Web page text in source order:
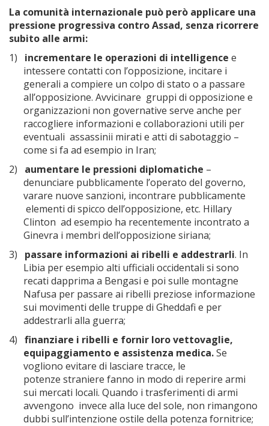
La comunità internazionale può però applicare una
pressione progressiva contro Assad, senza ricorrere
subito alle armi:
1)
incrementare le operazioni di intelligence e
intessere contatti con l’opposizione, incitare i
generali a compiere un colpo di stato o a passare
all’opposizione. Avvicinare gruppi di opposizione e
organizzazioni non governative serve anche per
raccogliere informazioni e collaborazioni utili per
eventuali assassinii mirati e atti di sabotaggio –
come si fa ad esempio in Iran;
2)
aumentare le pressioni diplomatiche –
denunciare pubblicamente l’operato del governo,
varare nuove sanzioni, incontrare pubblicamente
elementi di spicco dell’opposizione, etc. Hillary
Clinton ad esempio ha recentemente incontrato a
Ginevra i membri dell’opposizione siriana;
3)
passare informazioni ai ribelli e addestrarli. In
Libia per esempio alti ufficiali occidentali si sono
recati dapprima a Bengasi e poi sulle montagne
Nafusa per passare ai ribelli preziose informazione
sui movimenti delle truppe di Gheddafi e per
addestrarli alla guerra;
4) finanziare i ribelli e fornir loro vettovaglie,
equipaggiamento e assistenza medica.Se
vogliono evitare di lasciare tracce, le
potenze straniere fanno in modo di reperire armi
sui mercati locali. Quando i trasferimenti di armi
avvengono invece alla luce del sole, non rimangono
dubbi sull’intenzione ostile della potenza fornitrice;